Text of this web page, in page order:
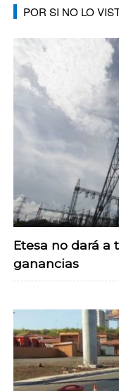
POR SI NO LO
Etesa no dará a
ganancias